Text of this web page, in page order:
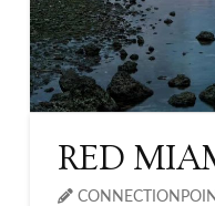
RED